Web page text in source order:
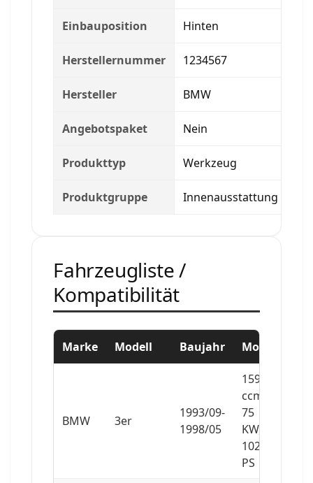
Einbauposition Hinten
Herstellernummer 1234567
Hersteller BMW
Angebotspaket Nein
Produkttyp Werkzeug
Produktgruppe Innenausstattung
Fahrzeugliste /
Kompatibilität
Marke Modell Baujahr Motor
BMW 3er
1993/09-
1998/05
1596
ccm,
75
KW,
102
PS